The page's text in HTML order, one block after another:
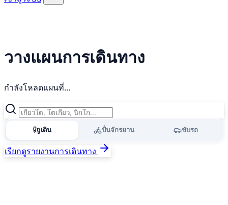
วางแผนการเดินทาง
กำลังโหลดแผนที่...
เดิน ปั่นจักรยาน ขับรถ
เรียกดูรายงานการเดินทาง